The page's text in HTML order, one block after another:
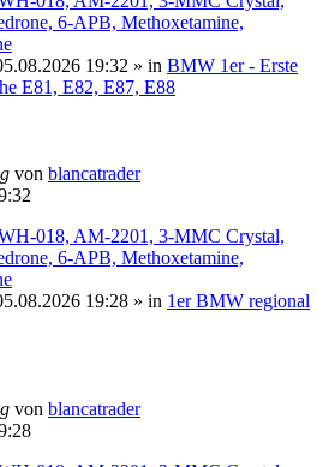
6-APB, Methoxetamine,
19:32 » in BMW 1er - Erste
E81, E82, E87, E88
von blancatrader
018, AM-2201, 3-MMC Crystal,
6-APB, Methoxetamine,
19:28 » in 1er BMW regional
von blancatrader